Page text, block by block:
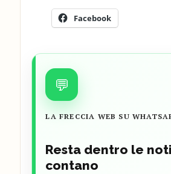
Facebook
💬
LA FRECCIA WEB SU
Resta dentro le
contano